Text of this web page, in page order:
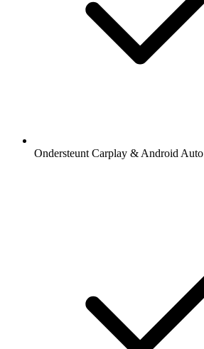
Ondersteunt Carplay & Android Auto